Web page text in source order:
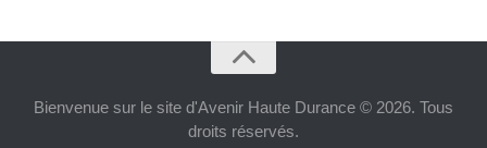
Bienvenue sur le site d'Avenir Haute Durance © 2026. Tous
droits réservés.